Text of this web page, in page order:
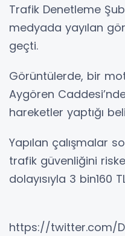
Trafik Denetleme
medyada yayılan
geçti.
Görüntülerde, bir
Aygören
hareketler yaptığı
Yapılan çalışmalar
trafik güvenliğini
dolayısıyla 3 bin160
https://twitter.com/